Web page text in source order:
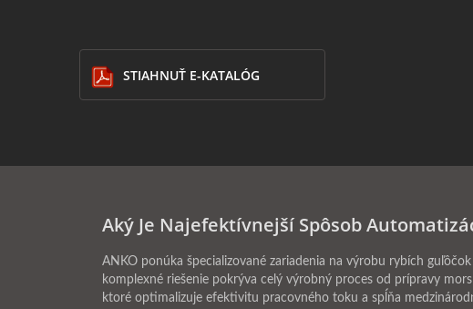
STIAHNUŤ E-KATALÓG
Aký Je Najefektívnejší Spôsob
ANKO ponúka špecializované zariadenia na výrobu rybích
komplexné riešenie pokrýva celý výrobný proces od prípravy
ktoré optimalizuje efektivitu pracovného toku a spĺňa